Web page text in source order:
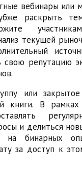
вебинары или
раскрыть
текущей
свою репутацию
или
книги. В
и делиться
на бинарных
за доступ к